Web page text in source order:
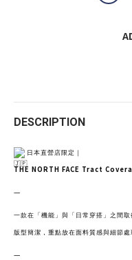
DESCRIPTION
日本直營店限定｜
THE NORTH FACE Tract Coverall
—
一款在「機能」與「日常穿搭」之間
版型簡潔，重點放在面料質感與細節處
—